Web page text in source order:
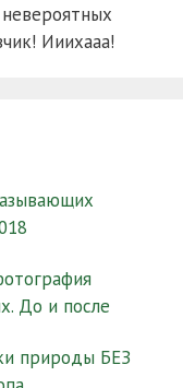
Ииихааа!
До и после
природы БЕЗ